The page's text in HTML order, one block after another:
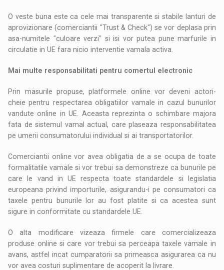
O veste buna este ca cele mai transparente si stabile lanturi de
aprovizionare (comerciantii "Trust & Check") se vor deplasa prin
asa-numitele "culoare verzi" si isi vor putea pune marfurile in
circulatie in UE fara nicio interventie vamala activa.
Mai multe responsabilitati pentru comertul electronic
Prin masurile propuse, platformele online vor deveni actori-
cheie pentru respectarea obligatiilor vamale in cazul bunurilor
vandute online in UE. Aceasta reprezinta o schimbare majora
fata de sistemul vamal actual, care plaseaza responsabilitatea
pe umerii consumatorului individual si ai transportatorilor.
Comerciantii online vor avea obligatia de a se ocupa de toate
formalitatile vamale si vor trebui sa demonstreze ca bunurile pe
care le vand in UE respecta toate standardele si legislatia
europeana privind importurile, asigurandu-i pe consumatori ca
taxele pentru bunurile lor au fost platite si ca acestea sunt
sigure in conformitate cu standardele UE.
O alta modificare vizeaza firmele care comercializeaza
produse online si care vor trebui sa perceapa taxele vamale in
avans, astfel incat cumparatorii sa primeasca asigurarea ca nu
vor avea costuri suplimentare de acoperit la livrare.